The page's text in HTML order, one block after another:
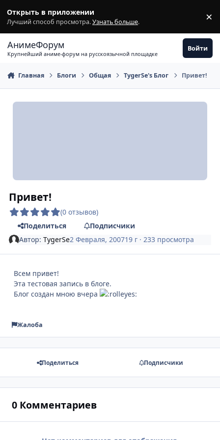
Открыть в приложении
Лучший способ просмотра.Узнать больше. ×
АнимеФорум
Крупнейший аниме-форум на русскоязычной площадке
Войти
Главная Блоги Общая TygerSe's Блог Привет!
Привет!
(0 отзывов)
Поделиться
Подписчики
Автор:TygerSe2 Февраля, 200719 г · 233 просмотра
Всем привет!
Эта тестовая запись в блоге.
Блог создан мною вчера
Жалоба
Поделиться Подписчики
0 Комментариев